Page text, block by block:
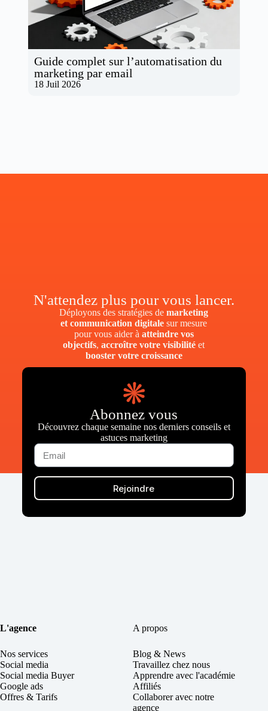
Guide complet sur l’automatisation du
marketing par email
18 Juil 2026
N'attendez plus pour vous lancer.
Déployons des stratégies demarketing
et communication digitale sur mesure
pour vous aider à atteindre vos
objectifs,accroître votre visibilité et
booster votre croissance
Abonnez vous
Découvrez chaque semaine nos derniers conseils et
astuces marketing
Rejoindre
L'agence
Nos services
Social media
Social media Buyer
Google ads
Offres & Tarifs
A propos
Blog & News
Travaillez chez nous
Apprendre avec l'académie
Affiliés
Collaborer avec notre
agence